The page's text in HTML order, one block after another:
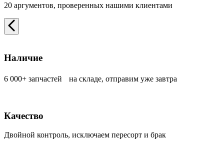
20 аргументов, проверенных нашими клиентами
Наличие
6 000+ запчастей на складе, отправим уже завтра
Качество
Двойной контроль, исключаем пересорт и брак